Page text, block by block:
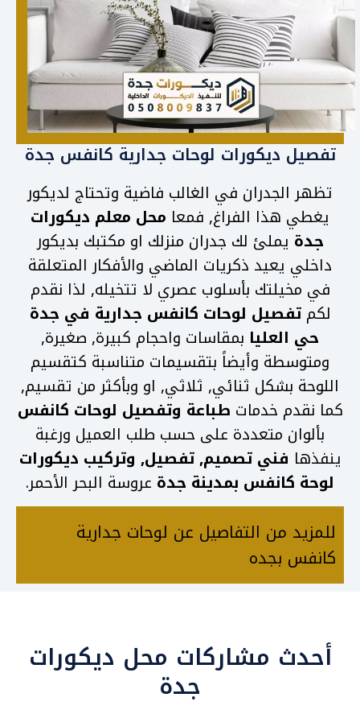
تفصيل ديكورات لوحات جدارية كانفس جدة
تظهر الجدران في الغالب فاضية وتحتاج لديكور
يغطي هذا الفراغ, فمعا محل معلم ديكورات
جدة يملئ لك جدران منزلك او مكتبك بديكور
داخلي يعيد ذكريات الماضي والأفكار المتعلقة
في مخيلتك بأسلوب عصري لا تتخيله, لذا نقدم
لكمتفصيل لوحات كانفس جدارية في جدة
حي العليا بمقاسات واحجام كبيرة, صغيرة,
ومتوسطة وأيضاً بتقسيمات متناسبة كتقسيم
اللوحة بشكل ثنائي, ثلاثي, او وبأكثر من تقسيم,
كما نقدم خدمات طباعة وتفصيل لوحات كانفس
بألوان متعددة على حسب طلب العميل ورغبة
ينفذها فني تصميم, تفصيل, وتركيب ديكورات
لوحة كانفس بمدينة جدة عروسة البحر الأحمر.
للمزيد من التفاصيل عن لوحات جدارية
كانفس بجده
أحدث مشاركات محل ديكورات
جدة